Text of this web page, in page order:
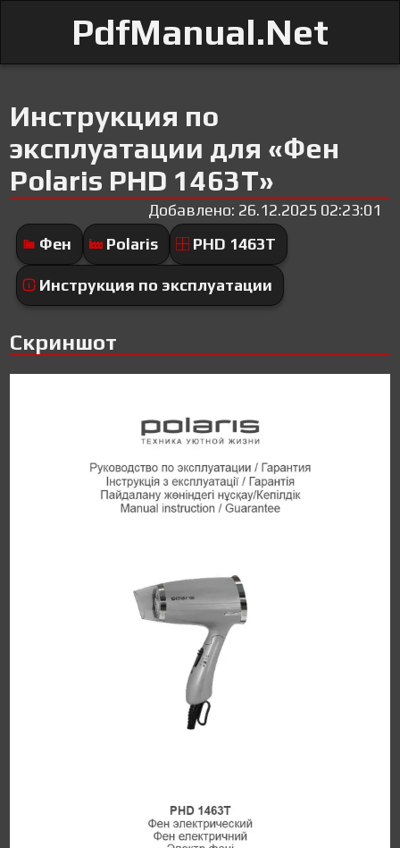
PdfManual.Net
Инструкция по
эксплуатации для «Фен
Polaris PHD 1463T»
Добавлено: 26.12.2025 02:23:01
Фен
Polaris PHD 1463T
Инструкция по эксплуатации
Скриншот